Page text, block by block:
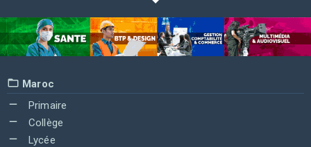
Maroc
Primaire
Collège
Lycée